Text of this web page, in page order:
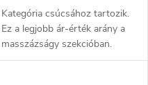
Kategória csúcsához tartozik.
Ez a legjobb ár-érték arány a
masszázságy szekcióban.
További információ a leírásban.